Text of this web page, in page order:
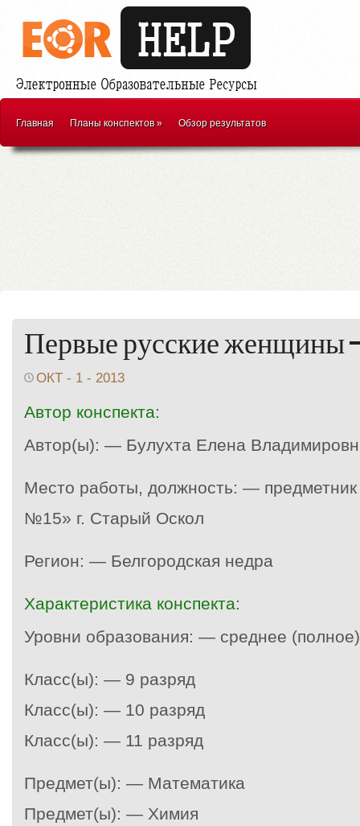
Главная Планы конспектов» Обзор результатов
Первые русские женщины
ОКТ - 1 - 2013
Автор конспекта:
Автор(ы): — Булухта Елена
Место работы, должность: —
№15» г. Старый Оскол
Регион: — Белгородская недра
Характеристика конспекта:
Уровни образования: — среднее
Класс(ы): — 9 разряд
Класс(ы): — 10 разряд
Класс(ы): — 11 разряд
Предмет(ы): — Математика
Предмет(ы): — Химия